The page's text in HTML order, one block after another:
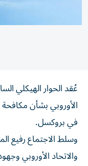
عُقد الحوار الهيكلي
الأوروبي بشأن
في بروكسل.
وسلط الاجتماع رفيع
والاتحاد الأوروبي